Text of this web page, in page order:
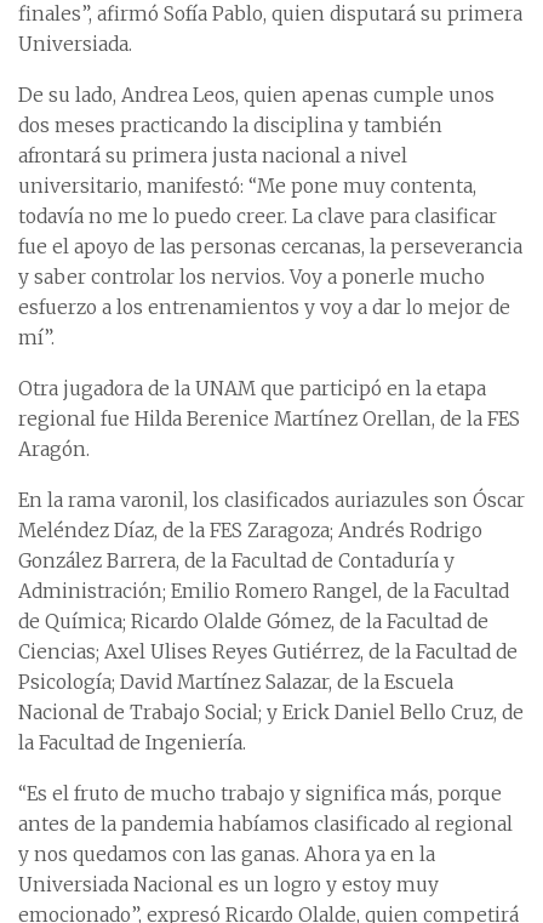
finales”, afirmó Sofía Pablo, quien disputará su primera
Universiada.
De su lado, Andrea Leos, quien apenas cumple unos
dos meses practicando la disciplina y también
afrontará su primera justa nacional a nivel
universitario, manifestó: “Me pone muy contenta,
todavía no me lo puedo creer. La clave para clasificar
fue el apoyo de las personas cercanas, la perseverancia
y saber controlar los nervios. Voy a ponerle mucho
esfuerzo a los entrenamientos y voy a dar lo mejor de
mí”.
Otra jugadora de la UNAM que participó en la etapa
regional fue Hilda Berenice Martínez Orellan, de la FES
Aragón.
En la rama varonil, los clasificados auriazules son Óscar
Meléndez Díaz, de la FES Zaragoza; Andrés Rodrigo
González Barrera, de la Facultad de Contaduría y
Administración; Emilio Romero Rangel, de la Facultad
de Química; Ricardo Olalde Gómez, de la Facultad de
Ciencias; Axel Ulises Reyes Gutiérrez, de la Facultad de
Psicología; David Martínez Salazar, de la Escuela
Nacional de Trabajo Social; y Erick Daniel Bello Cruz, de
la Facultad de Ingeniería.
“Es el fruto de mucho trabajo y significa más, porque
antes de la pandemia habíamos clasificado al regional
y nos quedamos con las ganas. Ahora ya en la
Universiada Nacional es un logro y estoy muy
emocionado”, expresó Ricardo Olalde, quien competirá